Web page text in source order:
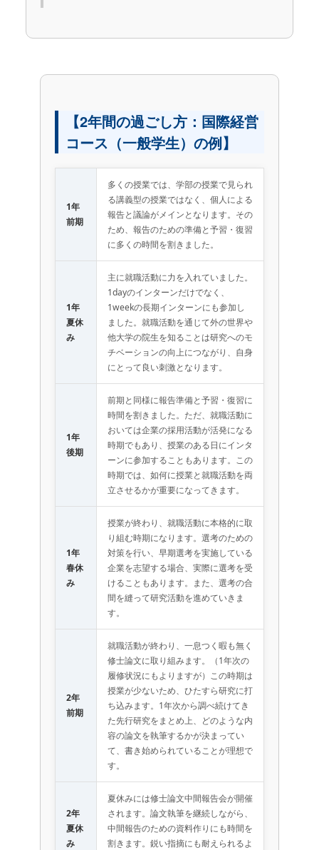
【2年間の過ごし方：国際経営
コース（一般学生）の例】
1年
前期
多くの授業では、学部の授業で見られ
る講義型の授業ではなく、個人による
報告と議論がメインとなります。その
ため、報告のための準備と予習・復習
に多くの時間を割きました。
1年
夏休
み
主に就職活動に力を入れていました。
1dayのインターンだけでなく、
1weekの長期インターンにも参加し
ました。就職活動を通じて外の世界や
他大学の院生を知ることは研究へのモ
チベーションの向上につながり、自身
にとって良い刺激となります。
1年
後期
前期と同様に報告準備と予習・復習に
時間を割きました。ただ、就職活動に
おいては企業の採用活動が活発になる
時期でもあり、授業のある日にインタ
ーンに参加することもあります。この
時期では、如何に授業と就職活動を両
立させるかが重要になってきます。
1年
春休
み
授業が終わり、就職活動に本格的に取
り組む時期になります。選考のための
対策を行い、早期選考を実施している
企業を志望する場合、実際に選考を受
けることもあります。また、選考の合
間を縫って研究活動を進めていきま
す。
2年
前期
就職活動が終わり、一息つく暇も無く
修士論文に取り組みます。（1年次の
履修状況にもよりますが）この時期は
授業が少ないため、ひたすら研究に打
ち込みます。1年次から調べ続けてき
た先行研究をまとめ上、どのような内
容の論文を執筆するかが決まってい
て、書き始められていることが理想で
す。
2年
夏休
み
夏休みには修士論文中間報告会が開催
されます。論文執筆を継続しながら、
中間報告のための資料作りにも時間を
割きます。鋭い指摘にも耐えられるよ